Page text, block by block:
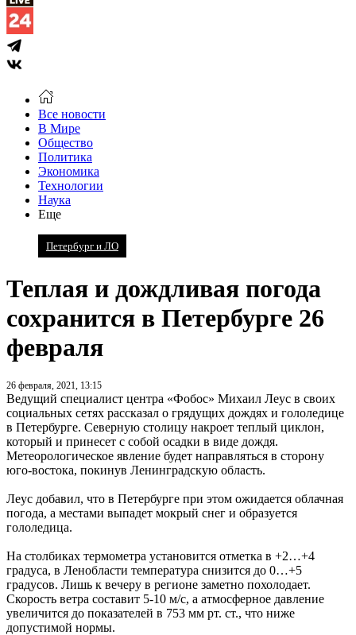
Все новости
В Мире
Общество
Политика
Экономика
Технологии
Наука
Еще
Петербург и ЛО
Теплая и дождливая погода
сохранится в Петербурге 26
февраля
26 февраля, 2021, 13:15
Ведущий специалист центра «Фобос» Михаил Леус в своих
социальных сетях рассказал о грядущих дождях и гололедице
в Петербурге. Северную столицу накроет теплый циклон,
который и принесет с собой осадки в виде дождя.
Метеорологическое явление будет направляться в сторону
юго-востока, покинув Ленинградскую область.
Леус добавил, что в Петербурге при этом ожидается облачная
погода, а местами выпадет мокрый снег и образуется
гололедица.
На столбиках термометра установится отметка в +2…+4
градуса, в Ленобласти температура снизится до 0…+5
градусов. Лишь к вечеру в регионе заметно похолодает.
Скорость ветра составит 5-10 м/с, а атмосферное давление
увеличится до показателей в 753 мм рт. ст., что ниже
допустимой нормы.